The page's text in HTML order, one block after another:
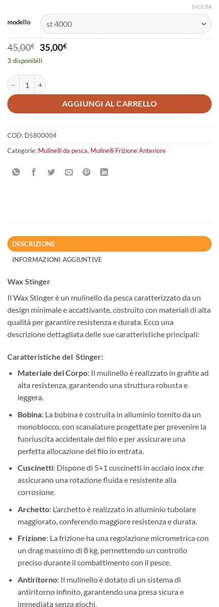
modello
SVUOTA
45,00€
Il
prezzo
originale
era:
45,00€.
35,00€Il
3 disponibili
wax stinger quantità
AGGIUNGI AL CARRELLO
COD: D5800004
Categorie: Mulinelli da pesca, Mulinelli Frizione Anteriore
DESCRIZIONE
INFORMAZIONI AGGIUNTIVE
Wax Stinger
Il Wax Stinger è un mulinello da pesca caratterizzato da un
design minimale e accattivante, costruito con materiali di alta
qualità per garantire resistenza e durata. Ecco una
descrizione dettagliata delle sue caratteristiche principali:
Caratteristiche del Stinger:
Materiale del Corpo: Il mulinello è realizzato in grafite ad
alta resistenza, garantendo una struttura robusta e
leggera.
Bobina: La bobina è costruita in alluminio tornito da un
monoblocco, con scanalature progettate per prevenire la
fuoriuscita accidentale del filo e per assicurare una
perfetta allocazione del filo in entrata.
Cuscinetti: Dispone di 5+1 cuscinetti in acciaio inox che
assicurano una rotazione fluida e resistente alla
corrosione.
Archetto: L’archetto è realizzato in alluminio tubolare
maggiorato, conferendo maggiore resistenza e durata.
Frizione: La frizione ha una regolazione micrometrica con
un drag massimo di 8 kg, permettendo un controllo
preciso durante il combattimento con il pesce.
Antiritorno: Il mulinello è dotato di un sistema di
antiritorno infinito, garantendo una presa sicura e
immediata senza giochi.